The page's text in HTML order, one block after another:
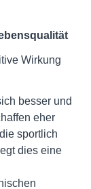
Wirkung
besser und
eher
sportlich
dies eine